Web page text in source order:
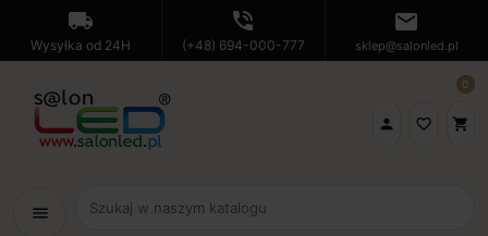
local_shipping
Wysyłka od 24H
phone_in_talk
(+48) 694-000-777
mail
sklep@salonled.pl
 favorite_border shopping_cart
0
menu